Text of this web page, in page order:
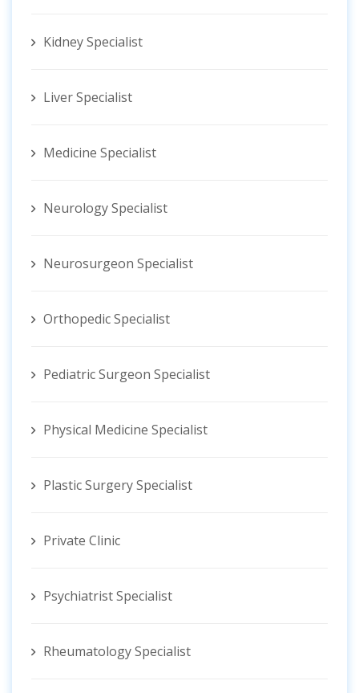
Kidney Specialist
Liver Specialist
Medicine Specialist
Neurology Specialist
Neurosurgeon Specialist
Orthopedic Specialist
Pediatric Surgeon Specialist
Physical Medicine Specialist
Plastic Surgery Specialist
Private Clinic
Psychiatrist Specialist
Rheumatology Specialist